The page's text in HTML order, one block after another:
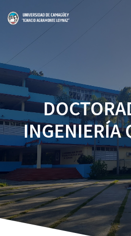
Saltar
INGENIERÍA